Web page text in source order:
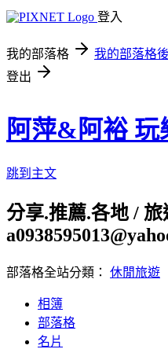
登入
我的部落格 我的部落格
登出
阿萍&阿裕
跳到主文
分享.推薦.各地 /
部落格全站分類： 休閒旅遊
相簿
部落格
名片